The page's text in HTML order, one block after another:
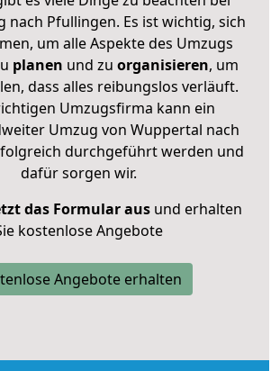
nach Pfullingen. Es ist wichtig, sich
um alle Aspekte des Umzugs
planen und zu organisieren, um
dass alles reibungslos verläuft.
Umzugsfirma kann ein
Umzug von Wuppertal nach
durchgeführt werden und
dafür sorgen wir.
das Formular ausund erhalten
kostenlose Angebote
Angebote erhalten